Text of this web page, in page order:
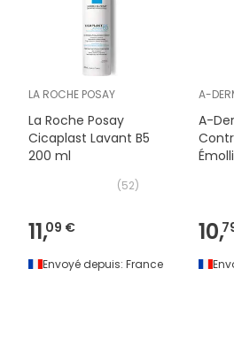
LA ROCHE POSAY
La Roche Posay
Cicaplast Lavant B5
200 ml
(52)
11,09 €
Envoyé depuis: France
A-
A-
10,